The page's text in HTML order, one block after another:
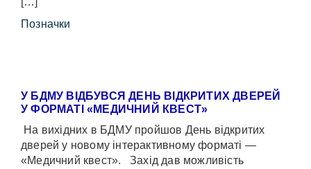
Позначки
У БДМУ ВІДБУВСЯ ДЕНЬ ВІДКРИТИХ ДВЕРЕЙ
У ФОРМАТІ «МЕДИЧНИЙ КВЕСТ»
На вихідних в БДМУ пройшов День відкритих
дверей у новому інтерактивному форматі —
«Медичний квест». Захід дав можливість